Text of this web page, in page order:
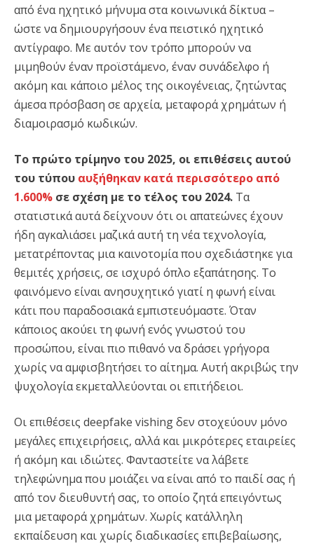
από ένα ηχητικό μήνυμα στα κοινωνικά δίκτυα –
ώστε να δημιουργήσουν ένα πειστικό ηχητικό
αντίγραφο. Με αυτόν τον τρόπο μπορούν να
μιμηθούν έναν προϊστάμενο, έναν συνάδελφο ή
ακόμη και κάποιο μέλος της οικογένειας, ζητώντας
άμεσα πρόσβαση σε αρχεία, μεταφορά χρημάτων ή
διαμοιρασμό κωδικών.
Το πρώτο τρίμηνο του 2025, οι επιθέσεις αυτού
του τύπου αυξήθηκαν κατά περισσότερο από
1.600% σε σχέση με το τέλος του 2024. Τα
στατιστικά αυτά δείχνουν ότι οι απατεώνες έχουν
ήδη αγκαλιάσει μαζικά αυτή τη νέα τεχνολογία,
μετατρέποντας μια καινοτομία που σχεδιάστηκε για
θεμιτές χρήσεις, σε ισχυρό όπλο εξαπάτησης. Το
φαινόμενο είναι ανησυχητικό γιατί η φωνή είναι
κάτι που παραδοσιακά εμπιστευόμαστε. Όταν
κάποιος ακούει τη φωνή ενός γνωστού του
προσώπου, είναι πιο πιθανό να δράσει γρήγορα
χωρίς να αμφισβητήσει το αίτημα. Αυτή ακριβώς την
ψυχολογία εκμεταλλεύονται οι επιτήδειοι.
Οι επιθέσεις deepfake vishing δεν στοχεύουν μόνο
μεγάλες επιχειρήσεις, αλλά και μικρότερες εταιρείες
ή ακόμη και ιδιώτες. Φανταστείτε να λάβετε
τηλεφώνημα που μοιάζει να είναι από το παιδί σας ή
από τον διευθυντή σας, το οποίο ζητά επειγόντως
μια μεταφορά χρημάτων. Χωρίς κατάλληλη
εκπαίδευση και χωρίς διαδικασίες επιβεβαίωσης,